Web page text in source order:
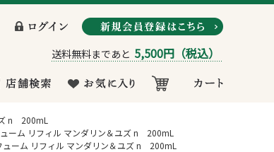
送料無料まであと 5,500円 （税込）
n 200mL
ーム リフィル マンダリン＆ユズ n 200mL
ーム リフィル マンダリン＆ユズ n 200mL